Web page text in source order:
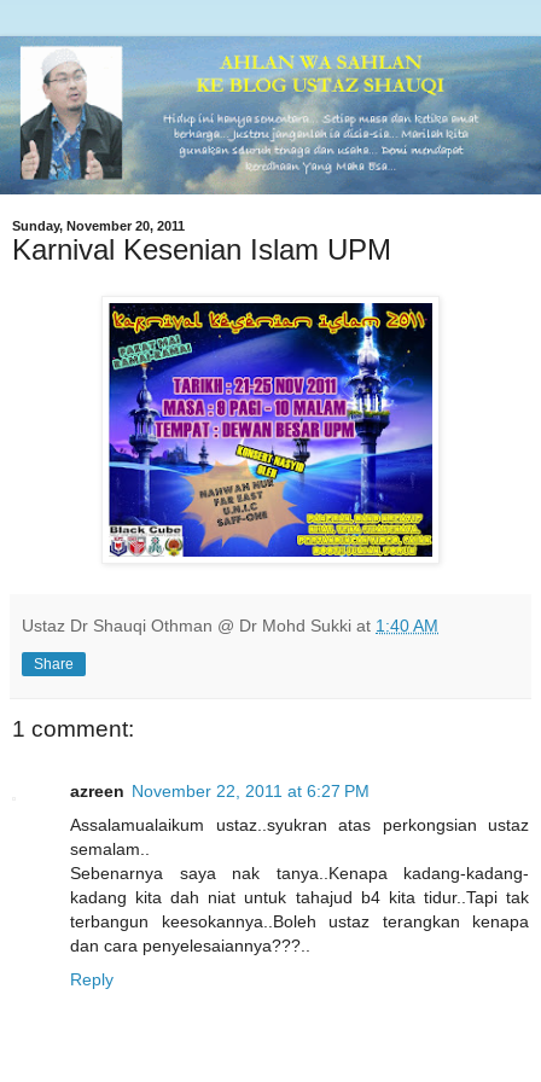
Sunday, November 20, 2011
Karnival Kesenian Islam UPM
Ustaz Dr Shauqi Othman @ Dr Mohd Sukki at 1:40 AM
Share
1 comment:
azreen November 22, 2011 at 6:27 PM
Assalamualaikum ustaz..syukran atas perkongsian ustaz
semalam..
Sebenarnya saya nak tanya..Kenapa kadang-kadang-
kadang kita dah niat untuk tahajud b4 kita tidur..Tapi tak
terbangun keesokannya..Boleh ustaz terangkan kenapa
dan cara penyelesaiannya???..
Reply